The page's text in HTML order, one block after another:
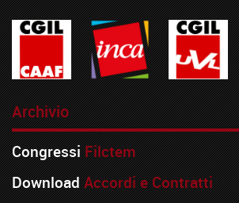
Archivio
Congressi Filctem
Download Accordi e Contratti